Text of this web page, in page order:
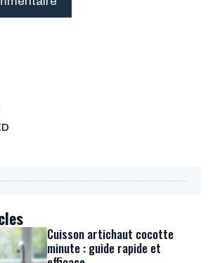
Cuisson artichaut cocotte
minute : guide rapide et